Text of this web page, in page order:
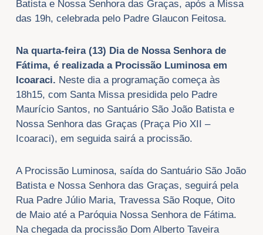
Batista e Nossa Senhora das Graças, após a Missa
das 19h, celebrada pelo Padre Glaucon Feitosa.
Na quarta-feira (13) Dia de Nossa Senhora de
Fátima, é realizada a Procissão Luminosa em
Icoaraci. Neste dia a programação começa às
18h15, com Santa Missa presidida pelo Padre
Maurício Santos, no Santuário São João Batista e
Nossa Senhora das Graças (Praça Pio XII –
Icoaraci), em seguida sairá a procissão.
A Procissão Luminosa, saída do Santuário São João
Batista e Nossa Senhora das Graças, seguirá pela
Rua Padre Júlio Maria, Travessa São Roque, Oito
de Maio até a Paróquia Nossa Senhora de Fátima.
Na chegada da procissão Dom Alberto Taveira